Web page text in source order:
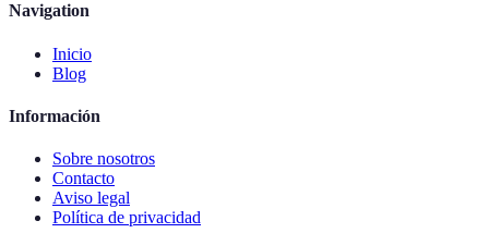
Navigation
Inicio
Blog
Información
Sobre nosotros
Contacto
Aviso legal
Política de privacidad